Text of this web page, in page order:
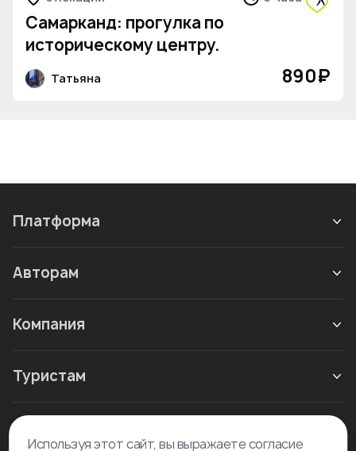
Самарканд: прогулка по
историческому центру.
Татьяна 890₽
Платформа
Авторам
Компания
Туристам
Новое в блоге
Используя этот сайт, вы выражаете согласие